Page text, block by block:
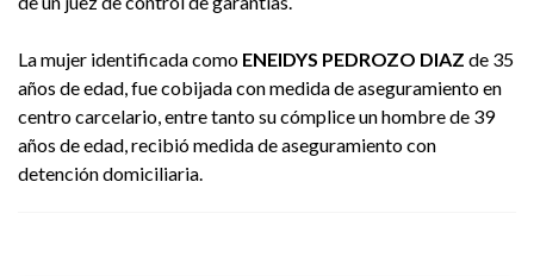
La mujer identificada como ENEIDYS PEDROZO DIAZ de 35
años de edad, fue cobijada con medida de aseguramiento en
centro carcelario, entre tanto su cómplice un hombre de 39
años de edad, recibió medida de aseguramiento con
detención domiciliaria.